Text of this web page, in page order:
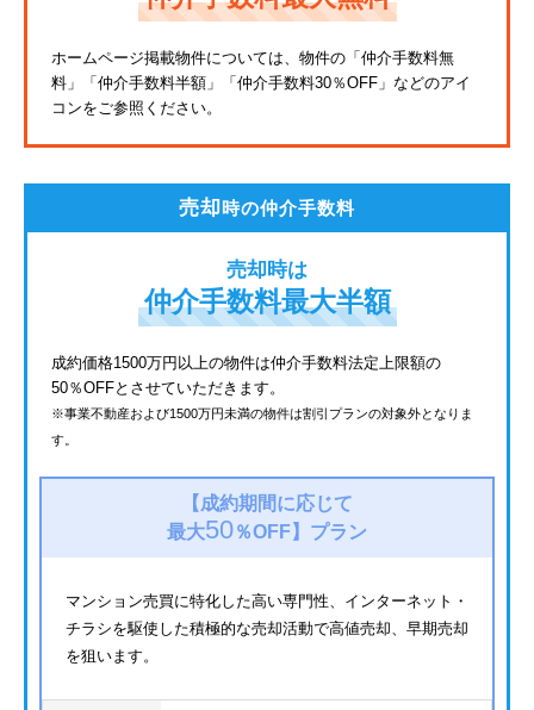
東武東上線
JR鶴見線
京成金町線
ホームページ掲載物件については、物件の「仲介手数料無
料」
「仲介手数料半額」「仲介手数料30％OFF」などのアイ
コンをご参照ください。
売却時の仲介手数料
売却時は
仲介手数料最大半額
成約価格1500万円以上の物件は仲介手数料法定上限額の
50％OFFとさせていただきます。
※事業不動産および1500万円未満の物件は割引プランの対象外となりま
す。
【成約期間に応じて
最大50％OFF】 プラン
マンション売買に特化した高い専門性、インターネット・
チラシを駆使した積極的な売却活動で高値売却、早期売却
を狙います。